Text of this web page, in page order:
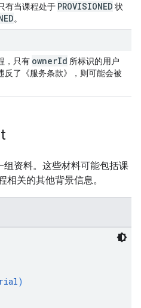
有当课程处于 PROVISIONED 状
。
，只有 ownerId 所标识的用户
反了《服务条款》，则可能会被
组资料。这些材料可能包括课
关的其他背景信息。
)